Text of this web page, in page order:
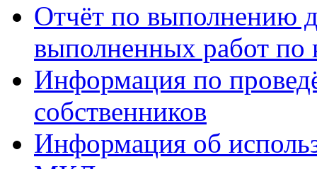
Отчёт по выполнению
выполненных работ по
Информация по
собственников
Информация об